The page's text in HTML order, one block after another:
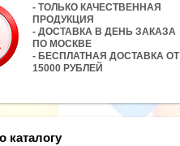
- ТОЛЬКО КАЧЕСТВЕННАЯ
ПРОДУКЦИЯ
- ДОСТАВКА В ДЕНЬ ЗАКАЗА
ПО МОСКВЕ
- БЕСПЛАТНАЯ ДОСТАВКА ОТ
15000 РУБЛЕЙ
каталогу